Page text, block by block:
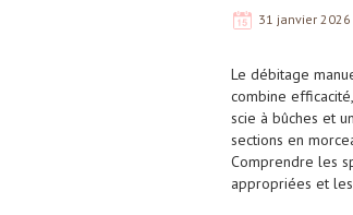
31 janvier 2026
Le débitage
combine
scie à bûches et
sections en
Comprendre les
appropriées et